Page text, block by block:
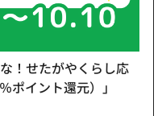
！せたがやくらし応
ポイント還元）」